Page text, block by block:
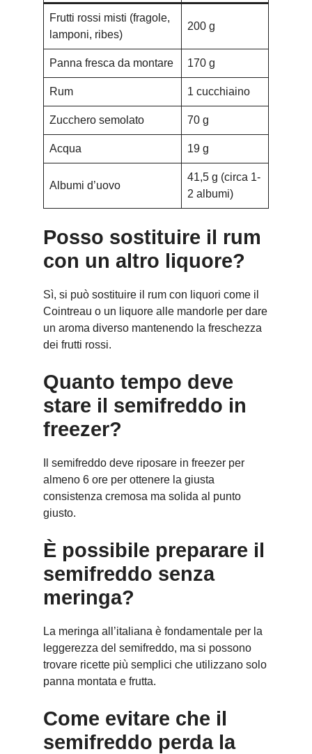
Frutti rossi misti (fragole,
lamponi, ribes)
200 g
Panna fresca da montare 170 g
Rum 1 cucchiaino
Zucchero semolato 70 g
Acqua 19 g
Albumi d’uovo
41,5 g (circa 1-
2 albumi)
Posso sostituire il rum
con un altro liquore?
Sì, si può sostituire il rum con liquori come il
Cointreau o un liquore alle mandorle per dare
un aroma diverso mantenendo la freschezza
dei frutti rossi.
Quanto tempo deve
stare il semifreddo in
freezer?
Il semifreddo deve riposare in freezer per
almeno 6 ore per ottenere la giusta
consistenza cremosa ma solida al punto
giusto.
È possibile preparare il
semifreddo senza
meringa?
La meringa all’italiana è fondamentale per la
leggerezza del semifreddo, ma si possono
trovare ricette più semplici che utilizzano solo
panna montata e frutta.
Come evitare che il
semifreddo perda la